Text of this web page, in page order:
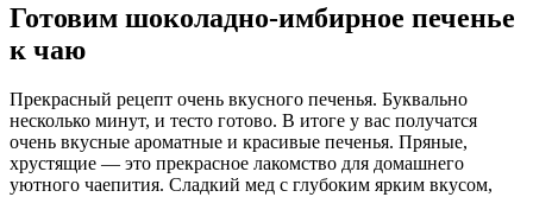
Готовим шоколадно-имбирное печенье
к чаю
Прекрасный рецепт очень вкусного печенья. Буквально
несколько минут, и тесто готово. В итоге у вас получатся
очень вкусные ароматные и красивые печенья. Пряные,
хрустящие — это прекрасное лакомство для домашнего
уютного чаепития. Сладкий мед с глубоким ярким вкусом,